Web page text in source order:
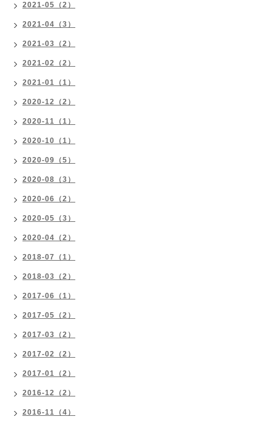
2021-05（2）
2021-04（3）
2021-03（2）
2021-02（2）
2021-01（1）
2020-12（2）
2020-11（1）
2020-10（1）
2020-09（5）
2020-08（3）
2020-06（2）
2020-05（3）
2020-04（2）
2018-07（1）
2018-03（2）
2017-06（1）
2017-05（2）
2017-03（2）
2017-02（2）
2017-01（2）
2016-12（2）
2016-11（4）